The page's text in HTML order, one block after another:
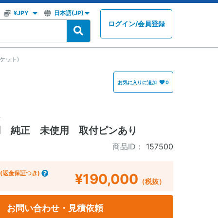
ログイン/会員登録
ット)
お気に入りに追加 0
純正 未使用 取付ピンあり
商品ID： 157500
(返金保証つき) ¥190,000 （税抜）
お問い合わせ・見積依頼